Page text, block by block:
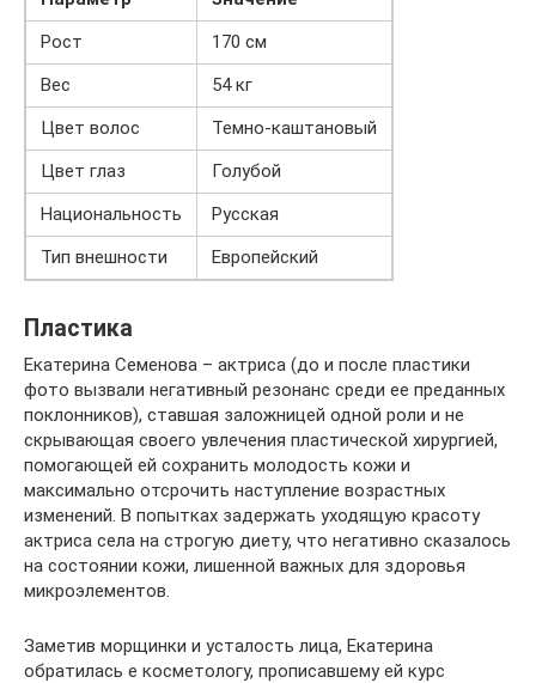
Рост
170 см
Вес
54 кг
Цвет волос
Темно-каштановый
Цвет глаз
Голубой
Национальность
Русская
Тип внешности
Европейский
Пластика
Екатерина Семенова – актриса (до и после пластики
фото вызвали негативный резонанс среди ее преданных
поклонников), ставшая заложницей одной роли и не
скрывающая своего увлечения пластической хирургией,
помогающей ей сохранить молодость кожи и
максимально отсрочить наступление возрастных
изменений. В попытках задержать уходящую красоту
актриса села на строгую диету, что негативно сказалось
на состоянии кожи, лишенной важных для здоровья
микроэлементов.
Заметив морщинки и усталость лица, Екатерина
обратилась е косметологу, прописавшему ей курс